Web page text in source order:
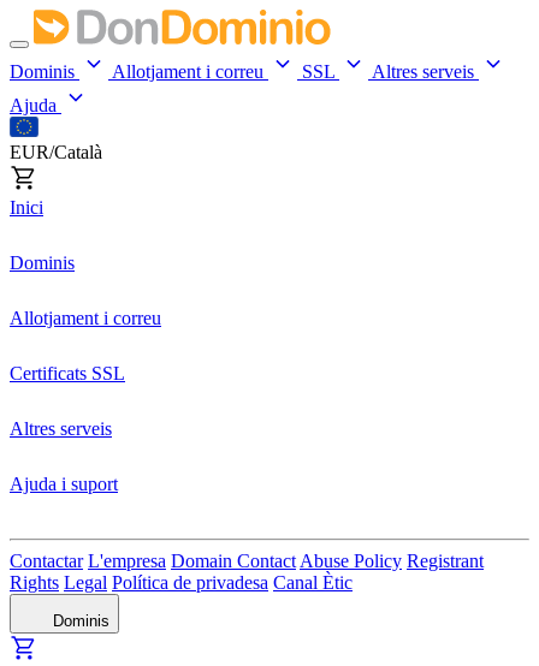
Dominis Allotjament i correu SSL
Altres serveis
Ajuda
EUR/Català
Inici
Dominis
Allotjament i correu
Certificats SSL
Altres serveis
Ajuda i suport
Contactar L'empresa Domain Contact Abuse Policy Registrant
Rights Legal Política de privadesa Canal Ètic
Dominis